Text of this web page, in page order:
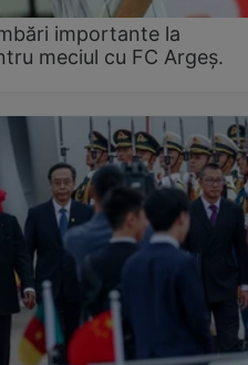
importante la
meciul cu FC Argeş.